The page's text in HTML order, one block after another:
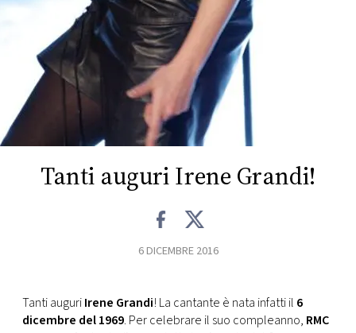
PRINCIPATO
MONACO
RMC
CONSIGLIA
Tanti auguri Irene Grandi!
6 DICEMBRE 2016
Tanti auguriIrene Grandi! La cantante è nata infatti il 6
dicembre del 1969. Per celebrare il suo compleanno, RMC